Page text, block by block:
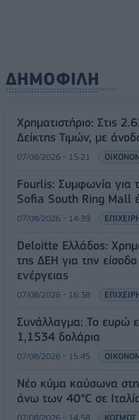
ΔΗΜΟΦΙΛΗ
Χρηματιστήριο: Στις
Δείκτης Τιμών, με
07/08/2026 - 15:21
Fourlis: Συμφωνία για
Sofia South Ring Mall
07/08/2026 - 14:39
Deloitte Ελλάδος:
της ΔΕΗ για την
ενέργειας
07/08/2026 - 16:38
Συνάλλαγμα: Το ευρώ
1,1534 δολάρια
07/08/2026 - 15:45
Νέο κύμα καύσωνα
άνω των 40°C σε
07/08/2026 - 14:58 ΚΟΣΜΟΣ